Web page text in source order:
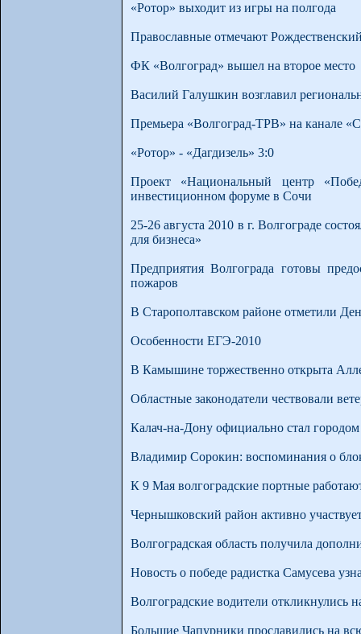
«Ротор» выходит из игры на полгода
Православные отмечают
ФК «Волгоград» вышел на второе место
Василий Галушкин возглавил
Премьера «Волгоград-ТРВ» на канале
«Ротор» - «Дагдизель» 3:0
Проект «Национальный центр
инвестиционном форуме в Сочи
25-26 августа 2010 в г. Волгограде
для бизнеса»
Предприятия Волгограда готовы
пожаров
В Старополтавском районе отметили
Особенности ЕГЭ-2010
В Камышине торжественно открыта
Областные законодатели чествовали
Калач-на-Дону официально стал
Владимир Сорокин: воспоминания о
К 9 Мая волгоградские портные
Чернышковский район активно
Волгоградская область получила
Новость о победе радистка Самусева
Волгоградские водители откликнулись
Большие Чапурники прославились на